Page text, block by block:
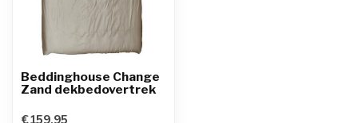
Beddinghouse Change
Zand dekbedovertrek
€159,95